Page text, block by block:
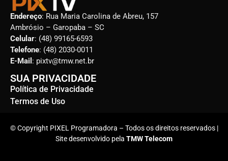
Endereço: Rua Maria Carolina de Abreu, 157
Ambrósio – Garopaba – SC
Celular: (48) 99165-6593
Telefone: (48) 2030-0011
E-Mail : pixtv@tmw.net.br
SUA PRIVACIDADE
Política de Privacidade
Termos de Uso
© Copyright PIXEL Programadora – Todos os direitos reservados |
Site desenvolvido pela TMW Telecom